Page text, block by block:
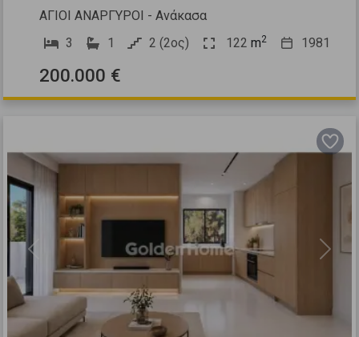
ΑΓΙΟΙ ΑΝΑΡΓΥΡΟΙ - Ανάκασα
3
1 2 (2ος) 122 m2 1981
200.000 €
Previous Next